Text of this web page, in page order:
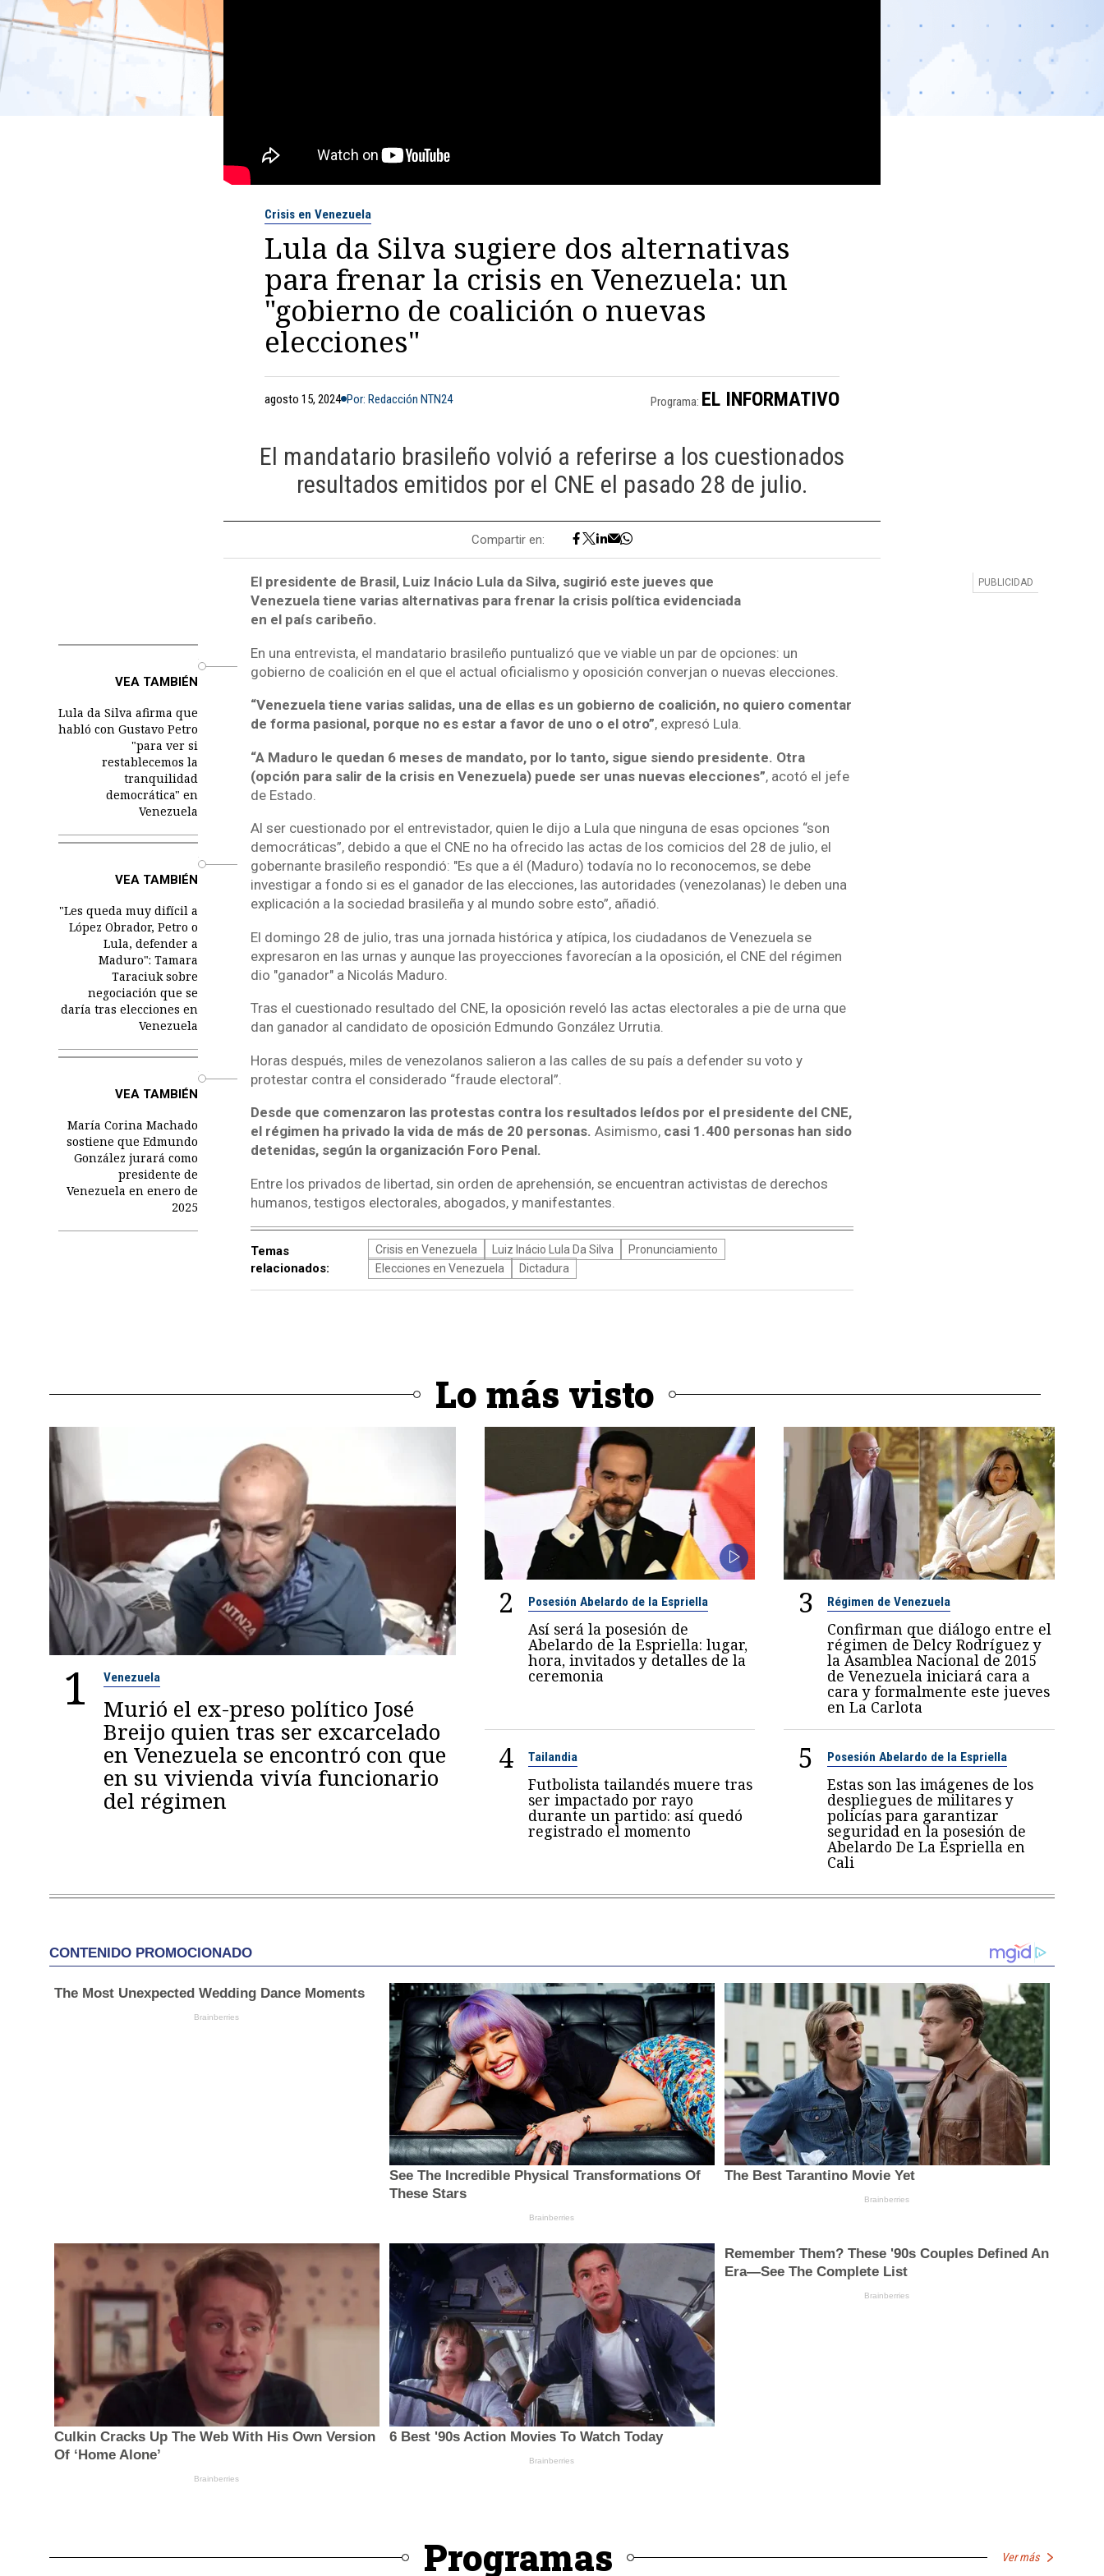
Crisis en Venezuela
Lula da Silva sugiere dos alternativas
para frenar la crisis en Venezuela: un
"gobierno de coalición o nuevas
elecciones"
agosto 15, 2024 Por: Redacción NTN24 Programa: EL INFORMATIVO
El mandatario brasileño volvió a referirse a los cuestionados
resultados emitidos por el CNE el pasado 28 de julio.
Compartir en:
El presidente de Brasil, Luiz Inácio Lula da Silva, sugirió este jueves que
Venezuela tiene varias alternativas para frenar la crisis política evidenciada
en el país caribeño.
VEA TAMBIÉN
Lula da Silva afirma que
habló con Gustavo Petro
"para ver si
restablecemos la
tranquilidad
democrática" en
Venezuela
En una entrevista, el mandatario brasileño puntualizó que ve viable un par de opciones: un
gobierno de coalición en el que el actual oficialismo y oposición converjan o nuevas elecciones.
“Venezuela tiene varias salidas, una de ellas es un gobierno de coalición, no quiero comentar
de forma pasional, porque no es estar a favor de uno o el otro”, expresó Lula.
“A Maduro le quedan 6 meses de mandato, por lo tanto, sigue siendo presidente. Otra
(opción para salir de la crisis en Venezuela) puede ser unas nuevas elecciones”, acotó el jefe
de Estado.
VEA TAMBIÉN
"Les queda muy difícil a
López Obrador, Petro o
Lula, defender a
Maduro": Tamara
Taraciuk sobre
negociación que se
daría tras elecciones en
Venezuela
Al ser cuestionado por el entrevistador, quien le dijo a Lula que ninguna de esas opciones “son
democráticas”, debido a que el CNE no ha ofrecido las actas de los comicios del 28 de julio, el
gobernante brasileño respondió: "Es que a él (Maduro) todavía no lo reconocemos, se debe
investigar a fondo si es el ganador de las elecciones, las autoridades (venezolanas) le deben una
explicación a la sociedad brasileña y al mundo sobre esto”, añadió.
El domingo 28 de julio, tras una jornada histórica y atípica, los ciudadanos de Venezuela se
expresaron en las urnas y aunque las proyecciones favorecían a la oposición, el CNE del régimen
dio "ganador" a Nicolás Maduro.
VEA TAMBIÉN
María Corina Machado
sostiene que Edmundo
González jurará como
presidente de
Venezuela en enero de
2025
Tras el cuestionado resultado del CNE, la oposición reveló las actas electorales a pie de urna que
dan ganador al candidato de oposición Edmundo González Urrutia.
Horas después, miles de venezolanos salieron a las calles de su país a defender su voto y
protestar contra el considerado “fraude electoral”.
Desde que comenzaron las protestas contra los resultados leídos por el presidente del CNE,
el régimen ha privado la vida de más de 20 personas. Asimismo, casi 1.400 personas han sido
detenidas, según la organización Foro Penal.
Entre los privados de libertad, sin orden de aprehensión, se encuentran activistas de derechos
humanos, testigos electorales, abogados, y manifestantes.
Temas
relacionados:
Crisis en Venezuela Luiz Inácio Lula Da Silva
Pronunciamiento
Elecciones en Venezuela
Dictadura
Lo más visto
1 Venezuela
Murió el ex-preso político José
Breijo quien tras ser excarcelado
en Venezuela se encontró con que
en su vivienda vivía funcionario
del régimen
2 Posesión Abelardo de la Espriella
Así será la posesión de
Abelardo de la Espriella: lugar,
hora, invitados y detalles de la
ceremonia
3 Régimen de Venezuela
Confirman que diálogo entre el
régimen de Delcy Rodríguez y
la Asamblea Nacional de 2015
de Venezuela iniciará cara a
cara y formalmente este jueves
en La Carlota
4 Tailandia
Futbolista tailandés muere tras
ser impactado por rayo
durante un partido: así quedó
registrado el momento
5 Posesión Abelardo de la Espriella
Estas son las imágenes de los
despliegues de militares y
policías para garantizar
seguridad en la posesión de
Abelardo De La Espriella en
Cali
Programas Ver más